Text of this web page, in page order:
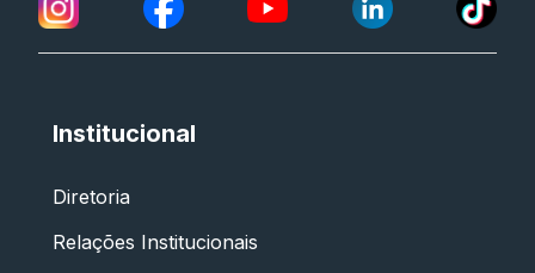
Institucional
Diretoria
Relações Institucionais